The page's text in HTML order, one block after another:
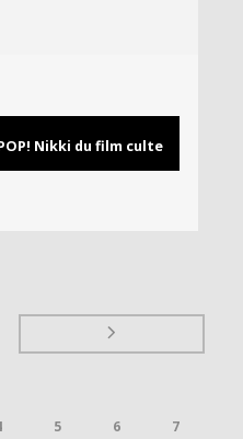
Nikki du film culte
5 6 7